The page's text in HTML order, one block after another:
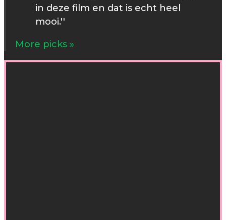
in deze film en dat is echt heel
mooi.''
More picks